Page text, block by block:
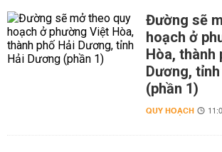
Đường sẽ
hoạch ở
Hòa, thành
Dương,
(phần 1)
QUY HOẠCH